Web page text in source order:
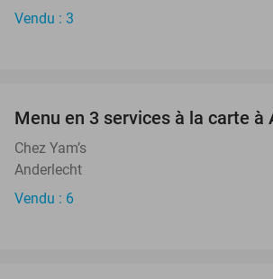
Vendu : 3
Menu en 3 services à la carte à
Chez Yam’s
Anderlecht
Vendu : 6